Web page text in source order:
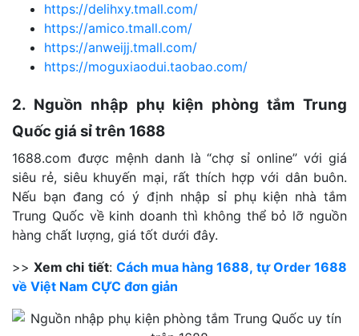
https://delihxy.tmall.com/
https://amico.tmall.com/
https://anweijj.tmall.com/
https://moguxiaodui.taobao.com/
2. Nguồn nhập phụ kiện phòng tắm Trung
Quốc giá sỉ trên 1688
1688.com được mệnh danh là “chợ sỉ online” với giá
siêu rẻ, siêu khuyến mại, rất thích hợp với dân buôn.
Nếu bạn đang có ý định nhập sỉ phụ kiện nhà tắm
Trung Quốc về kinh doanh thì không thể bỏ lỡ nguồn
hàng chất lượng, giá tốt dưới đây.
>>Xem chi tiết: Cách mua hàng 1688, tự Order 1688
về Việt Nam CỰC đơn giản